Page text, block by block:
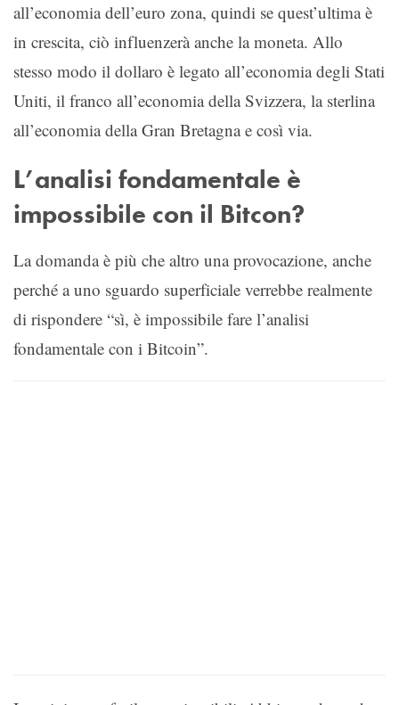
all’economia dell’euro zona, quindi se quest’ultima è
in crescita, ciò influenzerà anche la moneta. Allo
stesso modo il dollaro è legato all’economia degli Stati
Uniti, il franco all’economia della Svizzera, la sterlina
all’economia della Gran Bretagna e così via.
L’analisi fondamentale è
impossibile con il Bitcon?
La domanda è più che altro una provocazione, anche
perché a uno sguardo superficiale verrebbe realmente
di rispondere “sì, è impossibile fare l’analisi
fondamentale con i Bitcoin”.